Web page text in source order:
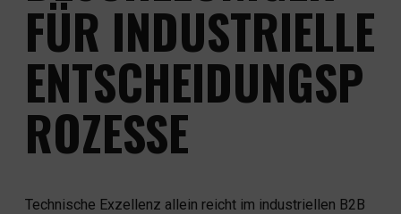
FÜR INDUSTRIELLE
ENTSCHEIDUNGSP
ROZESSE
Technische Exzellenz allein reicht im industriellen B2B